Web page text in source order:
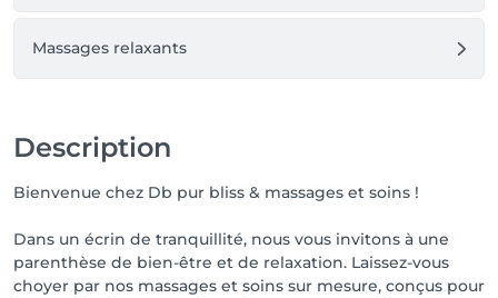
Massages relaxants
Description
Bienvenue chez Db pur bliss & massages et soins !
Dans un écrin de tranquillité, nous vous invitons à une
parenthèse de bien-être et de relaxation. Laissez-vous
choyer par nos massages et soins sur mesure, conçus pour